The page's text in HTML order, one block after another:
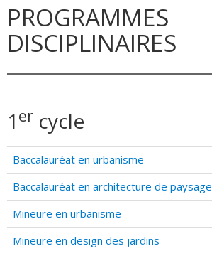
PROGRAMMES
DISCIPLINAIRES
1 er cycle
Baccalauréat en urbanisme
Baccalauréat en architecture de paysage
Mineure en urbanisme
Mineure en design des jardins